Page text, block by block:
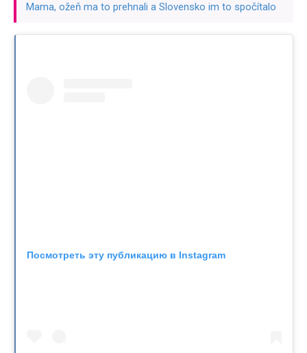
Mama, ožeň ma to prehnali a Slovensko im to spočítalo
Посмотреть эту публикацию в Instagram